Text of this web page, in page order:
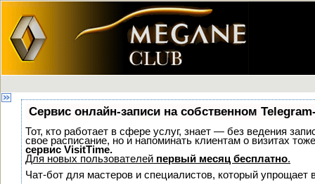
Сервис онлайн-записи на собственном
Тот, кто работает в сфере услуг, знает — без ведения
свое расписание, но и напоминать клиентам о визитах
сервис VisitTime.
Для новых пользователей первый месяц бесплатно.
Чат-бот для мастеров и специалистов, который упрощает